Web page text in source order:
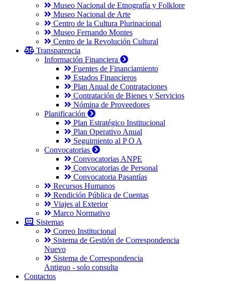
Museo Nacional de Etnografía y Folklore
Museo Nacional de Arte
Centro de la Cultura Plurinacional
Museo Fernando Montes
Centro de la Revolución Cultural
Transparencia
Información Financiera
Fuentes de Financiamiento
Estados Financieros
Plan Anual de Contrataciones
Contratación de Bienes y Servicios
Nómina de Proveedores
Planificación
Plan Estratégico Institucional
Plan Operativo Anual
Seguimiento al P O A
Convocatorias
Convocatorias ANPE
Convocatorias de Personal
Convocatoria Pasantías
Recursos Humanos
Rendición Pública de Cuentas
Viajes al Exterior
Marco Normativo
Sistemas
Correo Institucional
Sistema de Gestión de Correspondencia
Nuevo
Sistema de Correspondencia
Antiguo - solo consulta
Contactos